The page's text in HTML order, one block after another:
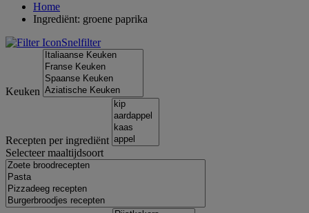
Home
Ingrediënt: groene paprika
Snelfilter
Keuken
Recepten per ingrediënt
Selecteer maaltijdsoort